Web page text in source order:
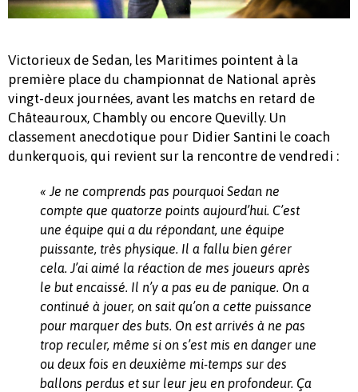
Victorieux de Sedan, les Maritimes pointent à la
première place du championnat de National après
vingt-deux journées, avant les matchs en retard de
Châteauroux, Chambly ou encore Quevilly. Un
classement anecdotique pour Didier Santini le coach
dunkerquois, qui revient sur la rencontre de vendredi :
« Je ne comprends pas pourquoi Sedan ne
compte que quatorze points aujourd’hui. C’est
une équipe qui a du répondant, une équipe
puissante, très physique. Il a fallu bien gérer
cela. J’ai aimé la réaction de mes joueurs après
le but encaissé. Il n’y a pas eu de panique. On a
continué à jouer, on sait qu’on a cette puissance
pour marquer des buts. On est arrivés à ne pas
trop reculer, même si on s’est mis en danger une
ou deux fois en deuxième mi-temps sur des
ballons perdus et sur leur jeu en profondeur. Ça